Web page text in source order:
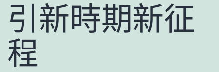
引新時期新征
程